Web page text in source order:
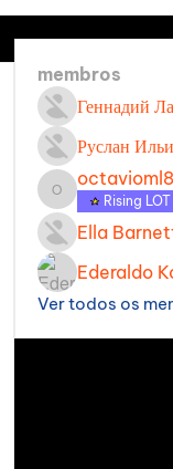
membros
Геннадий
Руслан
octavioml8
octavioml8
Rising
Ella
Ederaldo
Ver todos os